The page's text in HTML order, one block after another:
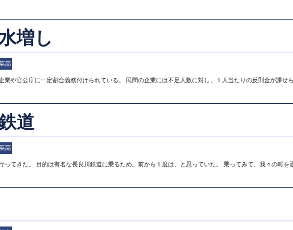
増し
高
業や官公庁に一定割合義務付けられている。 民間の企業には不足人数に対し、１人当たりの反則金が課せ
道
高
ってきた。 目的は有名な長良川鉄道に乗るため。前から１度は、と思っていた。 乗ってみて、我々の町を